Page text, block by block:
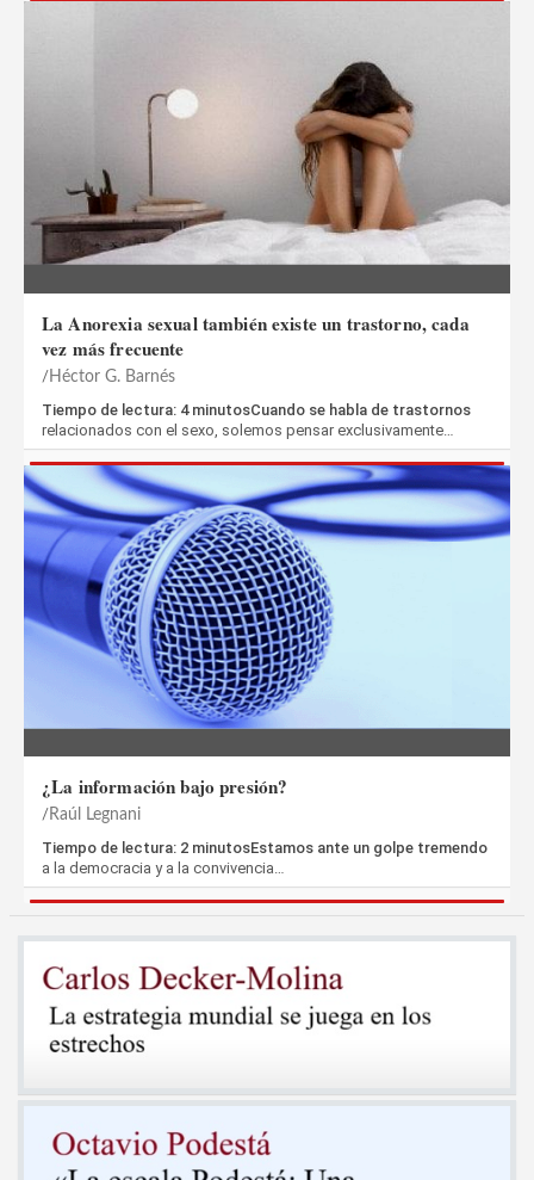
La Anorexia sexual también existe un trastorno, cada
vez más frecuente
Héctor G. Barnés
Tiempo de lectura: 4 minutosCuando se habla de trastornos
relacionados con el sexo, solemos pensar exclusivamente…
¿La información bajo presión?
Raúl Legnani
Tiempo de lectura: 2 minutosEstamos ante un golpe tremendo
a la democracia y a la convivencia…